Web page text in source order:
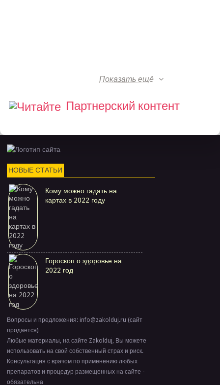
Показать ещё
Партнерский контент
НОВЫЕ СТАТЬИ
Кому можно гадать на
картах в 2022 году
Гороскоп о здоровье на
2022 год
Вопросы и предложения: info@zakolduj.ru (сайт
продается)
Любые материалы, на сайте Zakolduj, Вы можете
использовать на свой собственный страх и риск.
Консультация с врачом по применению любых
препаратов и процедур размещенных на сайте -
обязательна